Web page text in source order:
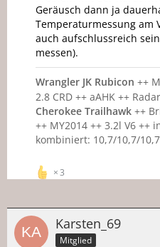
Geräusch dann ja
Temperaturmessung am
auch aufschlussreich
messen).
Wrangler JK Rubicon ++
2.8 CRD ++ aAHK ++
Cherokee Trailhawk ++
++ MY2014 ++ 3.2l V6
kombiniert: 10,7/10,7/
3
Karsten_69
Mitglied